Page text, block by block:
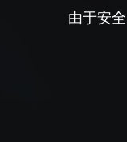
由于安